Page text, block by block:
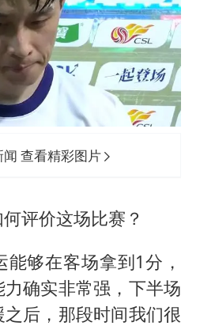
艺迪无缘横滨赛决赛
海大部迎大暴雨
《龙餐馆》 冲奖
构建更高水平的全民健身公共服务体系
查看精彩图片
评价这场比赛？
够在客场拿到1分，
确实非常强，下半场
后，那段时间我们很